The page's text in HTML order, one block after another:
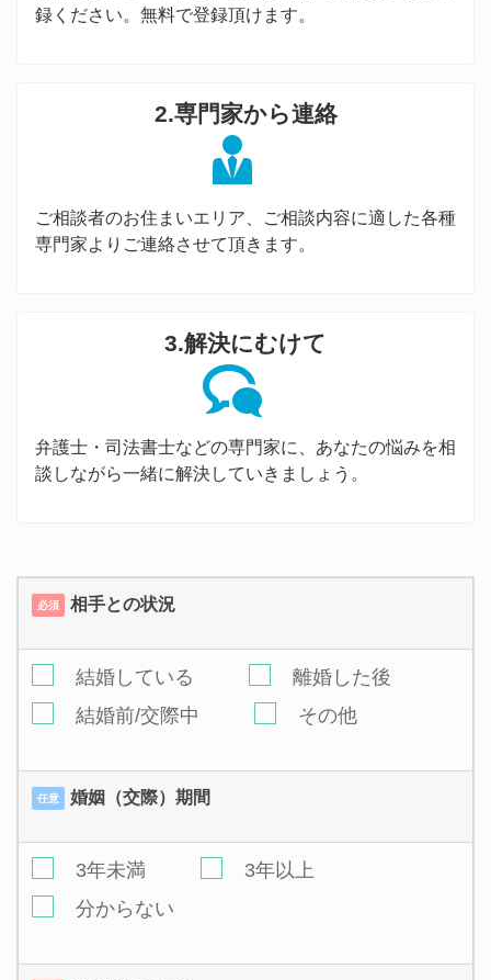
録ください。無料で登録頂けます。
2.専門家から連絡
ご相談者のお住まいエリア、ご相談内容に適した各種
専門家よりご連絡させて頂きます。
3.解決にむけて
弁護士・司法書士などの専門家に、あなたの悩みを相
談しながら一緒に解決していきましょう。
必須 相手との状況
結婚している
離婚した後
結婚前/交際中
その他
任意 婚姻（交際）期間
3年未満
3年以上
分からない